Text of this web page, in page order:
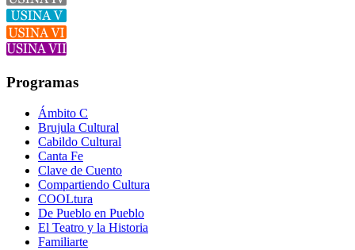
Programas
Ámbito C
Brujula Cultural
Cabildo Cultural
Canta Fe
Clave de Cuento
Compartiendo Cultura
COOLtura
De Pueblo en Pueblo
El Teatro y la Historia
Familiarte